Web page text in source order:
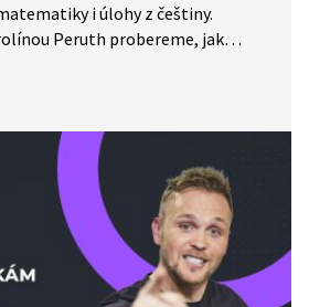
i úlohy z češtiny.
Peruth probereme, jak